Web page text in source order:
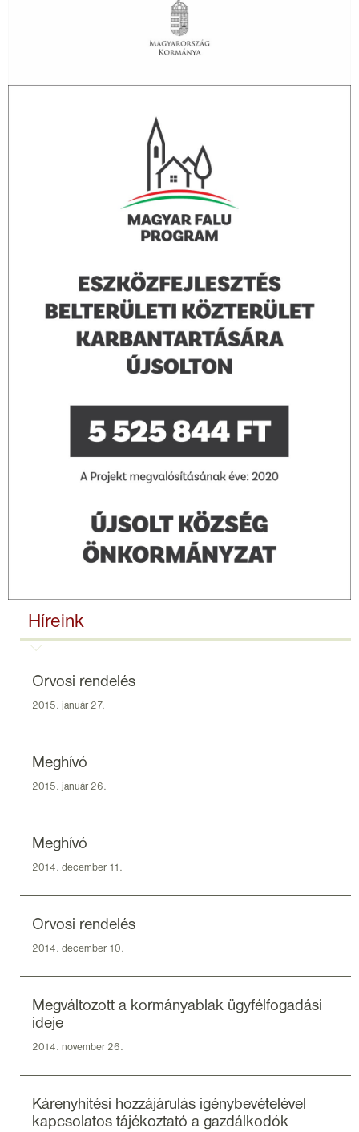
Híreink
Orvosi rendelés
2015. január 27.
Meghívó
2015. január 26.
Meghívó
2014. december 11.
Orvosi rendelés
2014. december 10.
Megváltozott a kormányablak ügyfélfogadási
ideje
2014. november 26.
Kárenyhítési hozzájárulás igénybevételével
kapcsolatos tájékoztató a gazdálkodók